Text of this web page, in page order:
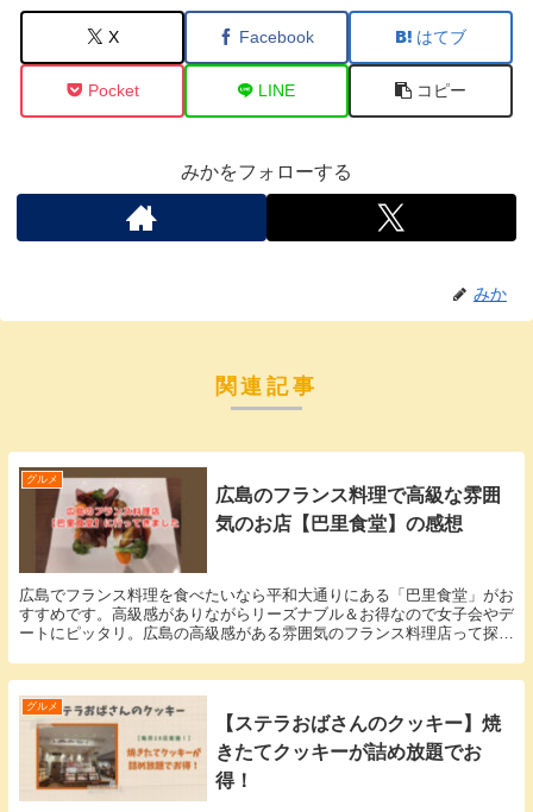
X Facebook はてブ
Pocket LINE コピー
みかをフォローする
みか
関連記事
グルメ
広島のフランス料理で高級な雰囲
気のお店【巴里食堂】の感想
広島でフランス料理を食べたいなら平和大通りにある「巴里食堂」がお
すすめです。高級感がありながらリーズナブル＆お得なので女子会やデ
ートにピッタリ。広島の高級感がある雰囲気のフランス料理店って探す
グルメ
【ステラおばさんのクッキー】焼
きたてクッキーが詰め放題でお
得！